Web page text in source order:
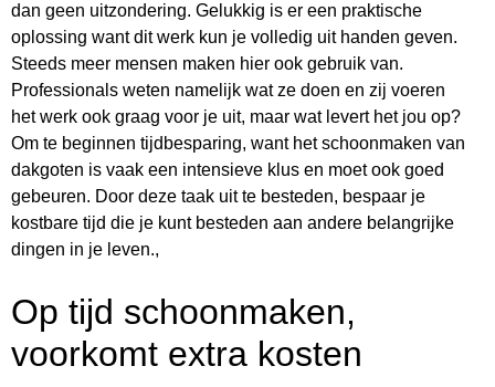
dan geen uitzondering. Gelukkig is er een praktische
oplossing want dit werk kun je volledig uit handen geven.
Steeds meer mensen maken hier ook gebruik van.
Professionals weten namelijk wat ze doen en zij voeren
het werk ook graag voor je uit, maar wat levert het jou op?
Om te beginnen tijdbesparing, want het schoonmaken van
dakgoten is vaak een intensieve klus en moet ook goed
gebeuren. Door deze taak uit te besteden, bespaar je
kostbare tijd die je kunt besteden aan andere belangrijke
dingen in je leven.,
Op tijd schoonmaken,
voorkomt extra kosten